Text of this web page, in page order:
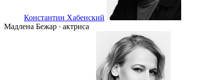
Константин Хабенский
Мадлена Бежар ∙ актриса